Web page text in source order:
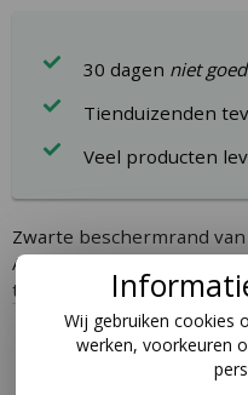
30 dagen niet
Tienduizenden
Veel producten
Zwarte beschermrand
Akrobat in de Primus
trampolines van 430 cm.
Omschrijving
Wij gebruiken cookies
werken, voorkeuren